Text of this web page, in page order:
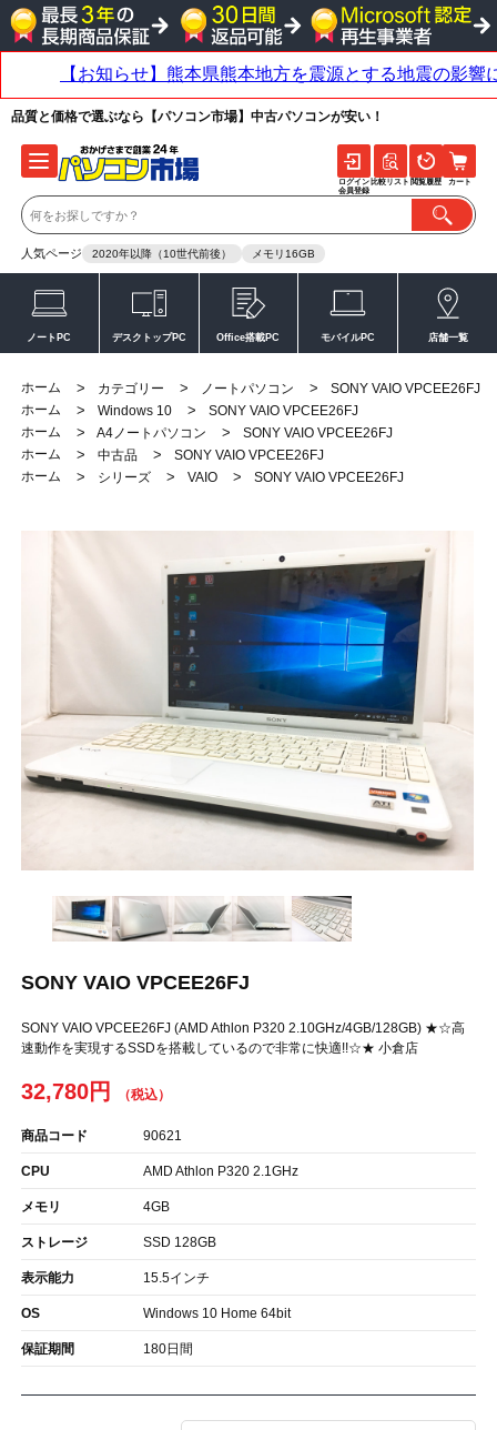
品質と価格で選ぶなら【パソコン市場】中古パソコンが安い！
人気ページ 2020年以降（10世代前後） メモリ16GB
ログイン
会員登録
比較リスト 閲覧履歴 カート
ノートPC デスクトップPC Office搭載PC モバイルPC 店舗一覧
ホーム > カテゴリー > ノートパソコン >
SONY VAIO VPCEE26FJ
ホーム
> Windows 10 >
SONY VAIO VPCEE26FJ
ホーム
> A4ノートパソコン >
SONY VAIO VPCEE26FJ
ホーム
> 中古品 >
SONY VAIO VPCEE26FJ
ホーム
> シリーズ > VAIO > SONY VAIO VPCEE26FJ
SONY VAIO VPCEE26FJ
SONY VAIO VPCEE26FJ (AMD Athlon P320 2.10GHz/4GB/128GB) ★☆高
速動作を実現するSSDを搭載しているので非常に快適!!☆★ 小倉店
32,780円
商品コード 90621
CPU AMD Athlon P320 2.1GHz
メモリ 4GB
ストレージ SSD 128GB
表示能力 15.5インチ
OS Windows 10 Home 64bit
保証期間 180日間